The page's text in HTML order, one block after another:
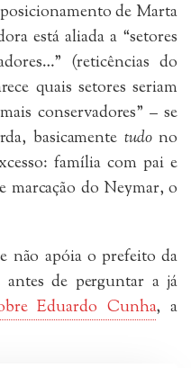
de Marta
está aliada a “setores
(reticências do
quais setores seriam
conservadores” – se
basicamente tudono
família com pai e
marcação do Neymar, o
não apóia o prefeito da
de perguntar a já
Eduardo Cunha, a